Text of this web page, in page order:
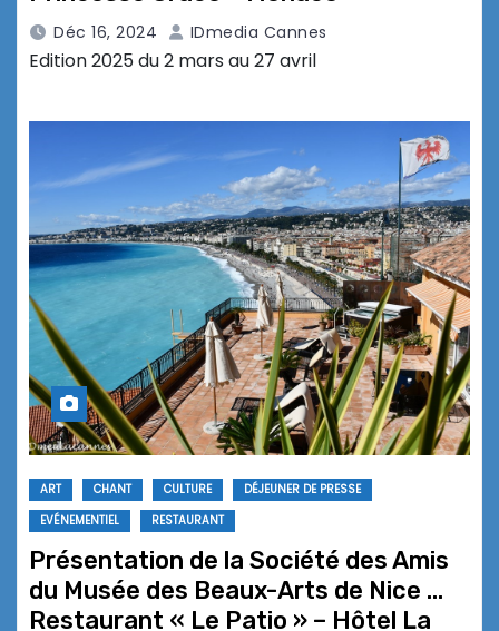
Déc 16, 2024 IDmedia Cannes
Edition 2025 du 2 mars au 27 avril
ART CHANT CULTURE
DÉJEUNER DE PRESSE
EVÉNEMENTIEL
RESTAURANT
Présentation de la Société des Amis
du Musée des Beaux-Arts de Nice …
Restaurant « Le Patio » – Hôtel La